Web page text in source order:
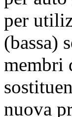
per
(bassa)
membri
nuova